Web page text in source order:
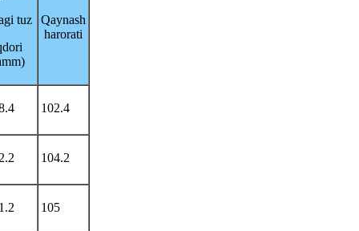
tuz
Qaynash
harorati
102.4
104.2
105